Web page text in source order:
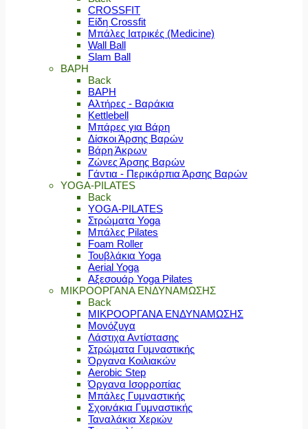
CROSSFIT
Είδη Crossfit
Μπάλες Ιατρικές (Medicine)
Wall Ball
Slam Ball
ΒΑΡΗ
Back
ΒΑΡΗ
Αλτήρες - Βαράκια
Kettlebell
Μπάρες για Βάρη
Δίσκοι Άρσης Βαρών
Βάρη Άκρων
Ζώνες Άρσης Βαρών
Γάντια - Περικάρπια Άρσης Βαρών
YOGA-PILATES
Back
YOGA-PILATES
Στρώματα Yoga
Μπάλες Pilates
Foam Roller
Τουβλάκια Yoga
Aerial Yoga
Αξεσουάρ Yoga Pilates
ΜΙΚΡΟΟΡΓΑΝΑ ΕΝΔΥΝΑΜΩΣΗΣ
Back
ΜΙΚΡΟΟΡΓΑΝΑ ΕΝΔΥΝΑΜΩΣΗΣ
Μονόζυγα
Λάστιχα Αντίστασης
Στρώματα Γυμναστικής
Όργανα Κοιλιακών
Aerobic Step
Όργανα Ισορροπίας
Μπάλες Γυμναστικής
Σχοινάκια Γυμναστικής
Ταναλάκια Χεριών